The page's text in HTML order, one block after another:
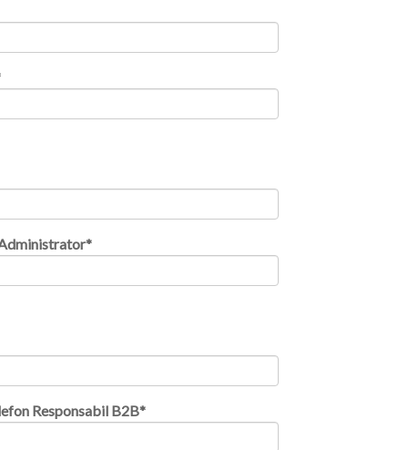
*
Responsabil B2B*